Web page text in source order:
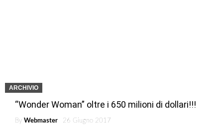
ARCHIVIO
“Wonder Woman” oltre i 650 milioni di dollari!!!
By Webmaster
26 Giugno 2017